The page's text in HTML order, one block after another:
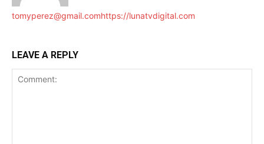
tomyperez@gmail.comhttps://lunatvdigital.com
LEAVE A REPLY